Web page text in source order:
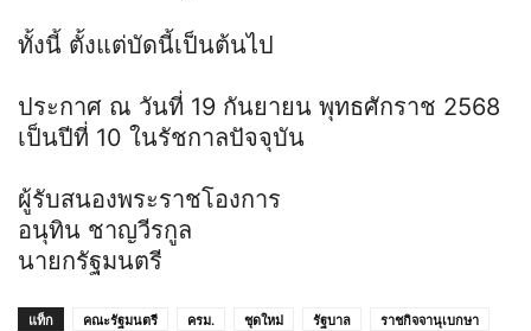
ทั้งนี้ ตั้งแต่บัดนี้เป็นต้นไป
ประกาศ ณ วันที่ 19 กันยายน พุทธศักราช 2568
เป็นปีที่ 10 ในรัชกาลปัจจุบัน
ผู้รับสนองพระราชโองการ
อนุทิน ชาญวีรกูล
นายกรัฐมนตรี
แท็ก คณะรัฐมนตรี ครม. ชุดใหม่ รัฐบาล
ราชกิจจานุเบกษา